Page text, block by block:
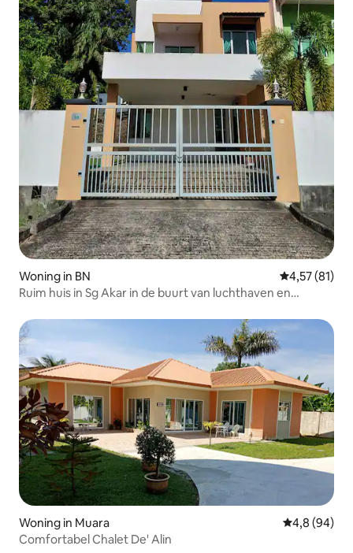
Woning in BN Gemiddelde
4,57 (81)
Ruim huis in Sg Akar in de buurt van luchthaven en
Woning in Muara Gemiddelde
4,8 (94)
Comfortabel Chalet De' Alin